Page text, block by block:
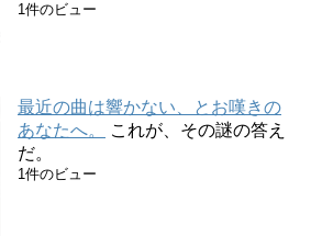
1件のビュー
最近の曲は響かない、とお嘆きの
あなたへ。
これが、その謎の答え
だ。
1件のビュー